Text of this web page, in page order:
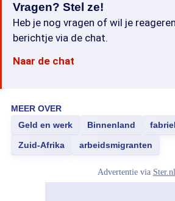
Vragen? Stel ze!
Heb je nog vragen of wil je
berichtje via de chat.
Naar de chat
MEER OVER
Geld en werk
Binnenland
Zuid-Afrika arbeidsmigranten
Advertentie via Ster.nl